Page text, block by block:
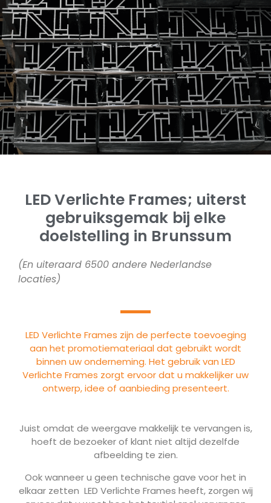
LED Verlichte Frames; uiterst
gebruiksgemak bij elke
doelstelling in Brunssum
(En uiteraard 6500 andere Nederlandse
locaties)
LED Verlichte Frames zijn de perfecte toevoeging
aan het promotiemateriaal dat gebruikt wordt
binnen uw onderneming. Het gebruik van LED
Verlichte Frames zorgt ervoor dat u makkelijker uw
ontwerp, idee of aanbieding presenteert.
Juist omdat de weergave makkelijk te vervangen is,
hoeft de bezoeker of klant niet altijd dezelfde
afbeelding te zien.
Ook wanneer u geen technische gave voor het in
elkaar zetten LED Verlichte Frames heeft, zorgen wij